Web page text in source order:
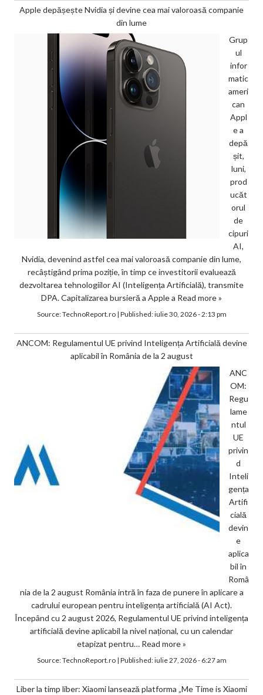
Apple depășește Nvidia și devine cea mai valoroasă companie
din lume
Grup
ul
infor
matic
ameri
can
Appl
e a
depă
șit,
luni,
prod
ucăt
orul
de
cipuri
AI,
Nvidia, devenind astfel cea mai valoroasă companie din lume,
recâștigând prima poziție, în timp ce investitorii evaluează
dezvoltarea tehnologiilor AI (Inteligența Artificială), transmite
DPA. Capitalizarea bursieră a Apple a Read more »
Source:TechnoReport.ro| Published:iulie 30, 2026 - 2:13 pm
ANCOM: Regulamentul UE privind Inteligența Artificială devine
aplicabil în România de la 2 august
ANC
OM:
Regu
lame
ntul
UE
privin
d
Inteli
gența
Artifi
cială
devin
e
aplica
bil în
Româ
nia de la 2 august România intră în faza de punere în aplicare a
cadrului european pentru inteligența artificială (AI Act).
Începând cu 2 august 2026, Regulamentul UE privind inteligența
artificială devine aplicabil la nivel național, cu un calendar
etapizat pentru… Read more »
Source:TechnoReport.ro| Published:iulie 27, 2026 - 6:27 am
Liber la timp liber: Xiaomi lansează platforma „Me Time is Xiaomi